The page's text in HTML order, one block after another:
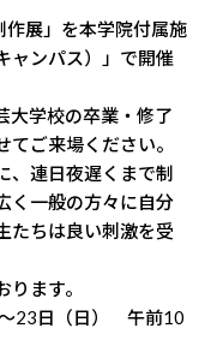
展」を本学院付属施
ャンパス）」で開催
大学校の卒業・修了
ご来場ください。
、連日夜遅くまで制
く一般の方々に自分
たちは良い刺激を受
ます。
23日（日） 午前10